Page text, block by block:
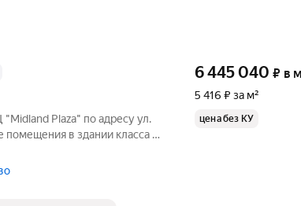
Plaza" по адресу ул.
в здании класса А
6 445 040 ₽ в
5 416 ₽ за м²
цена без КУ